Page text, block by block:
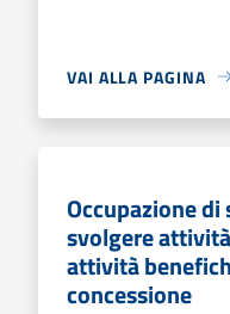
VAI ALLA PAGINA
Occupazione
svolgere
attività
concessione